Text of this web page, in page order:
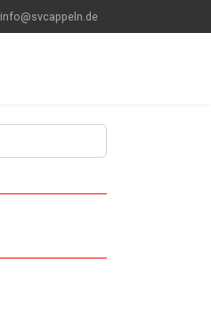
info@svcappeln.de